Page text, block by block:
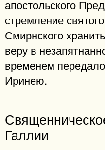
апостольского
стремление
Смирнского
веру в
временем
Иринею.
Галлии